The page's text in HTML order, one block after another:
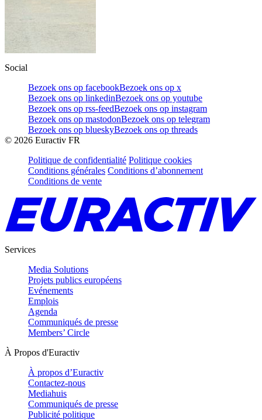
Social
Bezoek ons op facebookBezoek ons op x
Bezoek ons op linkedinBezoek ons op youtube
Bezoek ons op rss-feedBezoek ons op instagram
Bezoek ons op mastodonBezoek ons op telegram
Bezoek ons op blueskyBezoek ons op threads
© 2026 Euractiv FR
Politique de confidentialité Politique cookies
Conditions générales Conditions d’abonnement
Conditions de vente
Services
Media Solutions
Projets publics européens
Evénements
Emplois
Agenda
Communiqués de presse
Members’ Circle
À Propos d'Euractiv
À propos d’Euractiv
Contactez-nous
Mediahuis
Communiqués de presse
Publicité politique